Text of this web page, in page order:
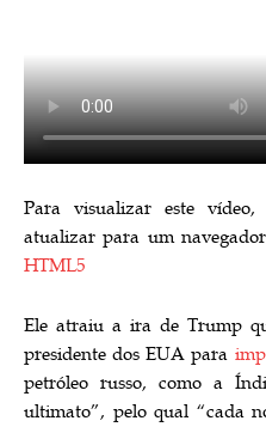
Para visualizar este vídeo,
atualizar para um
HTML5
Ele atraiu a ira de Trump
presidente dos EUA para
petróleo russo, como a
ultimato”, pelo qual “cada